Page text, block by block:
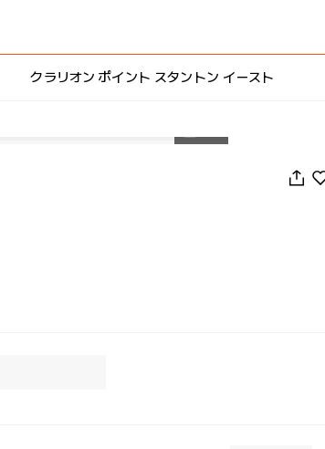
クラリオン ポイント スタントン イースト